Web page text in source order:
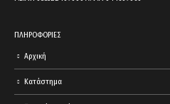
ΠΛΗΡΟΦΟΡΙΕΣ
Αρχική
Κατάστημα